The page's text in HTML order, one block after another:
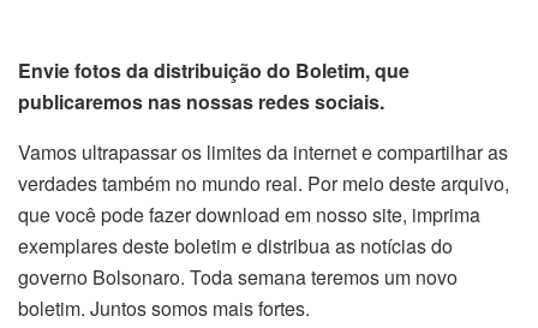
Envie fotos da distribuição do Boletim, que
publicaremos nas nossas redes sociais.
Vamos ultrapassar os limites da internet e compartilhar as
verdades também no mundo real. Por meio deste arquivo,
que você pode fazer download em nosso site, imprima
exemplares deste boletim e distribua as notícias do
governo Bolsonaro. Toda semana teremos um novo
boletim. Juntos somos mais fortes.